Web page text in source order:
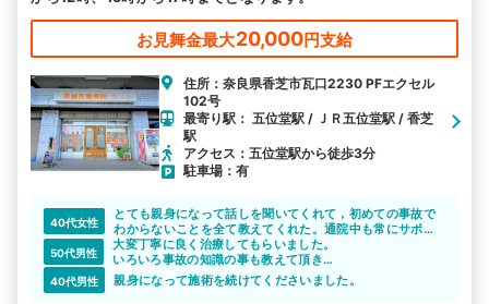
お見舞金最大20,000円支給
住所：奈良県香芝市瓦口2230 PFエクセル
102号
最寄り駅： 五位堂駅 / ＪＲ五位堂駅 / 香芝
駅
アクセス：五位堂駅から徒歩3分
駐車場：有
40代女性
とても親身になって話しを聞いてくれて，初めての事故で
わからないことを全て教えてくれた。通院中も常にサポー
トしてくれた。
50代男性
大変丁寧に良く治療してもらいました。
いろいろ事故の知識の事も教えて頂き
ありがとうございました。
40代男性 親身になって施術を続けてくださいました。